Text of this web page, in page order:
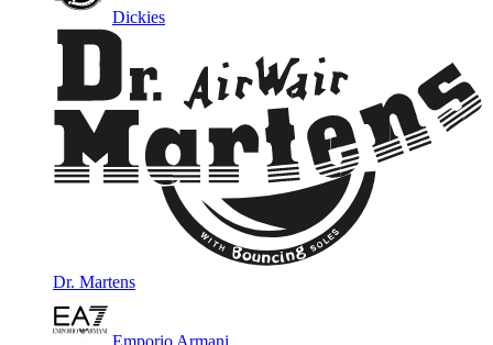
Dickies
Dr. Martens
Emporio Armani